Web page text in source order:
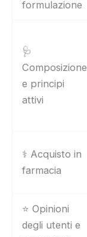
formulazione
🩺
Composizione
e principi
attivi
⚕️ Acquisto in
farmacia
⭐ Opinioni
degli utenti e